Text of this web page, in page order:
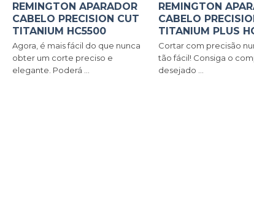
REMINGTON APARADOR
CABELO PRECISION CUT
TITANIUM HC5500
Agora, é mais fácil do que nunca
obter um corte preciso e
elegante. Poderá ...
REMINGTON
CABELO
TITANIUM PLUS
Cortar com precisão
tão fácil! Consiga o
desejado ...